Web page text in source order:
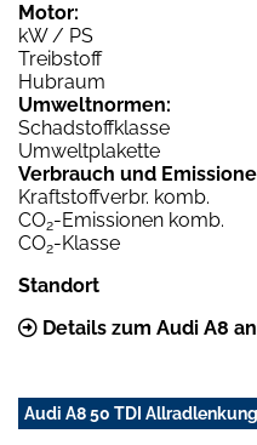
Motor:
kW / PS
Treibstoff
Hubraum
Umweltnormen:
Schadstoffklasse
Umweltplakette
Verbrauch und
Kraftstoffverbr. komb.
CO2-Emissionen komb.
CO2-Klasse
Standort
Details zum Audi A8
Audi A8 50 TDI